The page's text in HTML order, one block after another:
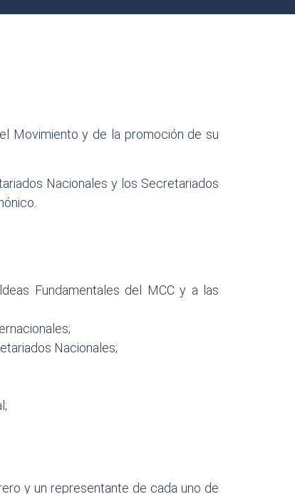
Movimiento y de la promoción de su
Nacionales y los Secretariados
Fundamentales del MCC y a las
Nacionales;
y un representante de cada uno de